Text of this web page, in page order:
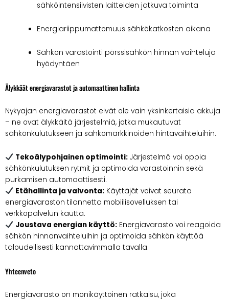
sähköintensiivisten laitteiden jatkuva toiminta
Energiariippumattomuus sähkökatkosten aikana
Sähkön varastointi pörssisähkön hinnan vaihteluja
hyödyntäen
Älykkäät energiavarastot ja automaattinen hallinta
Nykyajan energiavarastot eivät ole vain yksinkertaisia akkuja
– ne ovat älykkäitä järjestelmiä, jotka mukautuvat
sähkönkulutukseen ja sähkömarkkinoiden hintavaihteluihin.
Tekoälypohjainen optimointi:Järjestelmä voi oppia
sähkönkulutuksen rytmit ja optimoida varastoinnin sekä
purkamisen automaattisesti.
Etähallinta ja valvonta:Käyttäjät voivat seurata
energiavaraston tilannetta mobiilisovelluksen tai
verkkopalvelun kautta.
Joustava energian käyttö:Energiavarasto voi reagoida
sähkön hinnanvaihteluihin ja optimoida sähkön käyttöä
taloudellisesti kannattavimmalla tavalla.
Yhteenveto
Energiavarasto on monikäyttöinen ratkaisu, joka